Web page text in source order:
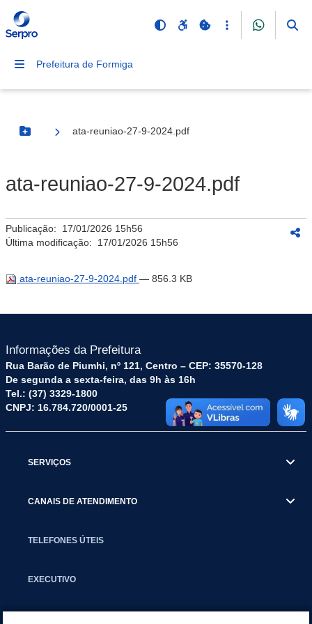
Prefeitura de Formiga
Botão Menu
ata-reuniao-27-9-2024.pdf
ata-reuniao-27-9-2024.pdf
Publicação: 17/01/2026 15h56
Última modificação: 17/01/2026 15h56
ata-reuniao-27-9-2024.pdf — 856.3 KB
Informações da Prefeitura
Rua Barão de Piumhi, nº 121, Centro – CEP: 35570-128
De segunda a sexta-feira, das 9h às 16h
Tel.: (37) 3329-1800
CNPJ: 16.784.720/0001-25
SERVIÇOS
CANAIS DE ATENDIMENTO
TELEFONES ÚTEIS
EXECUTIVO